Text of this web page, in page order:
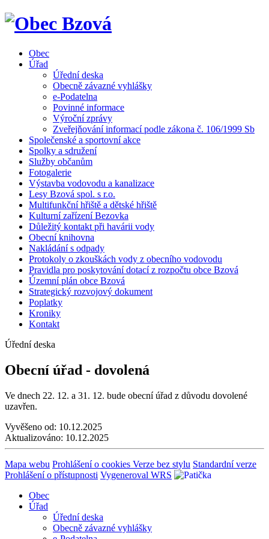
Obec
Úřad
Úřední deska
Obecně závazné vyhlášky
e-Podatelna
Povinné informace
Výroční zprávy
Zveřejňování informací podle zákona č. 106/1999 Sb
Společenské a sportovní akce
Spolky a sdružení
Služby občanům
Fotogalerie
Výstavba vodovodu a kanalizace
Lesy Bzová spol. s r.o.
Multifunkční hřiště a dětské hřiště
Kulturní zařízení Bezovka
Důležitý kontakt při havárii vody
Obecní knihovna
Nakládání s odpady
Protokoly o zkouškách vody z obecního vodovodu
Pravidla pro poskytování dotací z rozpočtu obce Bzová
Územní plán obce Bzová
Strategický rozvojový dokument
Poplatky
Kroniky
Kontakt
Úřední deska
Obecní úřad - dovolená
Ve dnech 22. 12. a 31. 12. bude obecní úřad z důvodu dovolené
uzavřen.
Vyvěšeno od: 10.12.2025
Aktualizováno: 10.12.2025
Mapa webu Prohlášení o cookies Verze bez stylu Standardní verze
Prohlášení o přístupnosti Vygeneroval WRS
Obec
Úřad
Úřední deska
Obecně závazné vyhlášky